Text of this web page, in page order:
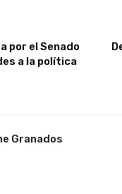
por el Senado
a la política
Granados